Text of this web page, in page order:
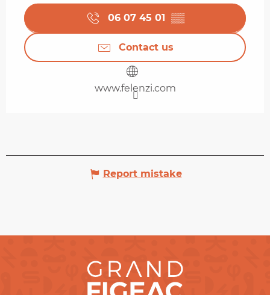
06 07 45 01 ▒▒
Contact us
www.felenzi.com
Report mistake